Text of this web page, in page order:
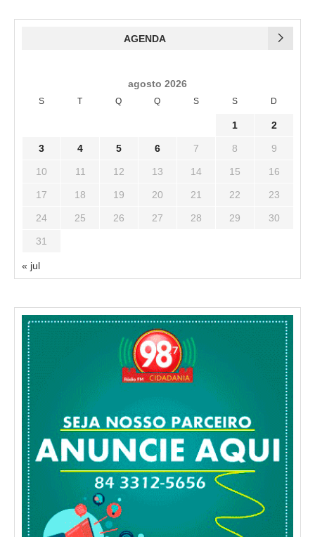
AGENDA
agosto 2026
S T Q Q S S D
1 2
3 4 5 6 7 8 9
10 11 12 13 14 15 16
17 18 19 20 21 22 23
24 25 26 27 28 29 30
31
« jul